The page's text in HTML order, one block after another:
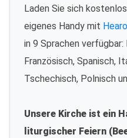
Laden Sie sich
eigenes Handy mit
in 9 Sprachen
Französisch, Spanisch,
Tschechisch, Polnisch
Unsere Kirche ist ein
liturgischer Feiern